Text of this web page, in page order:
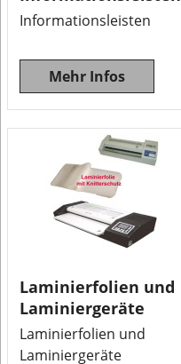
Informationsleisten
Mehr Infos
Laminierfolien und
Laminiergeräte
Laminierfolien und
Laminiergeräte